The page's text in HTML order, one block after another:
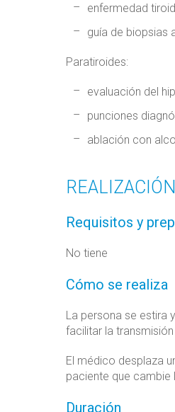
enfermedad
guía de biopsias
Paratiroides:
evaluación del
punciones
ablación con
REALIZACIÓN
Requisitos y
No tiene
Cómo se realiza
La persona se estira
facilitar la
El médico desplaza
paciente que
Duración